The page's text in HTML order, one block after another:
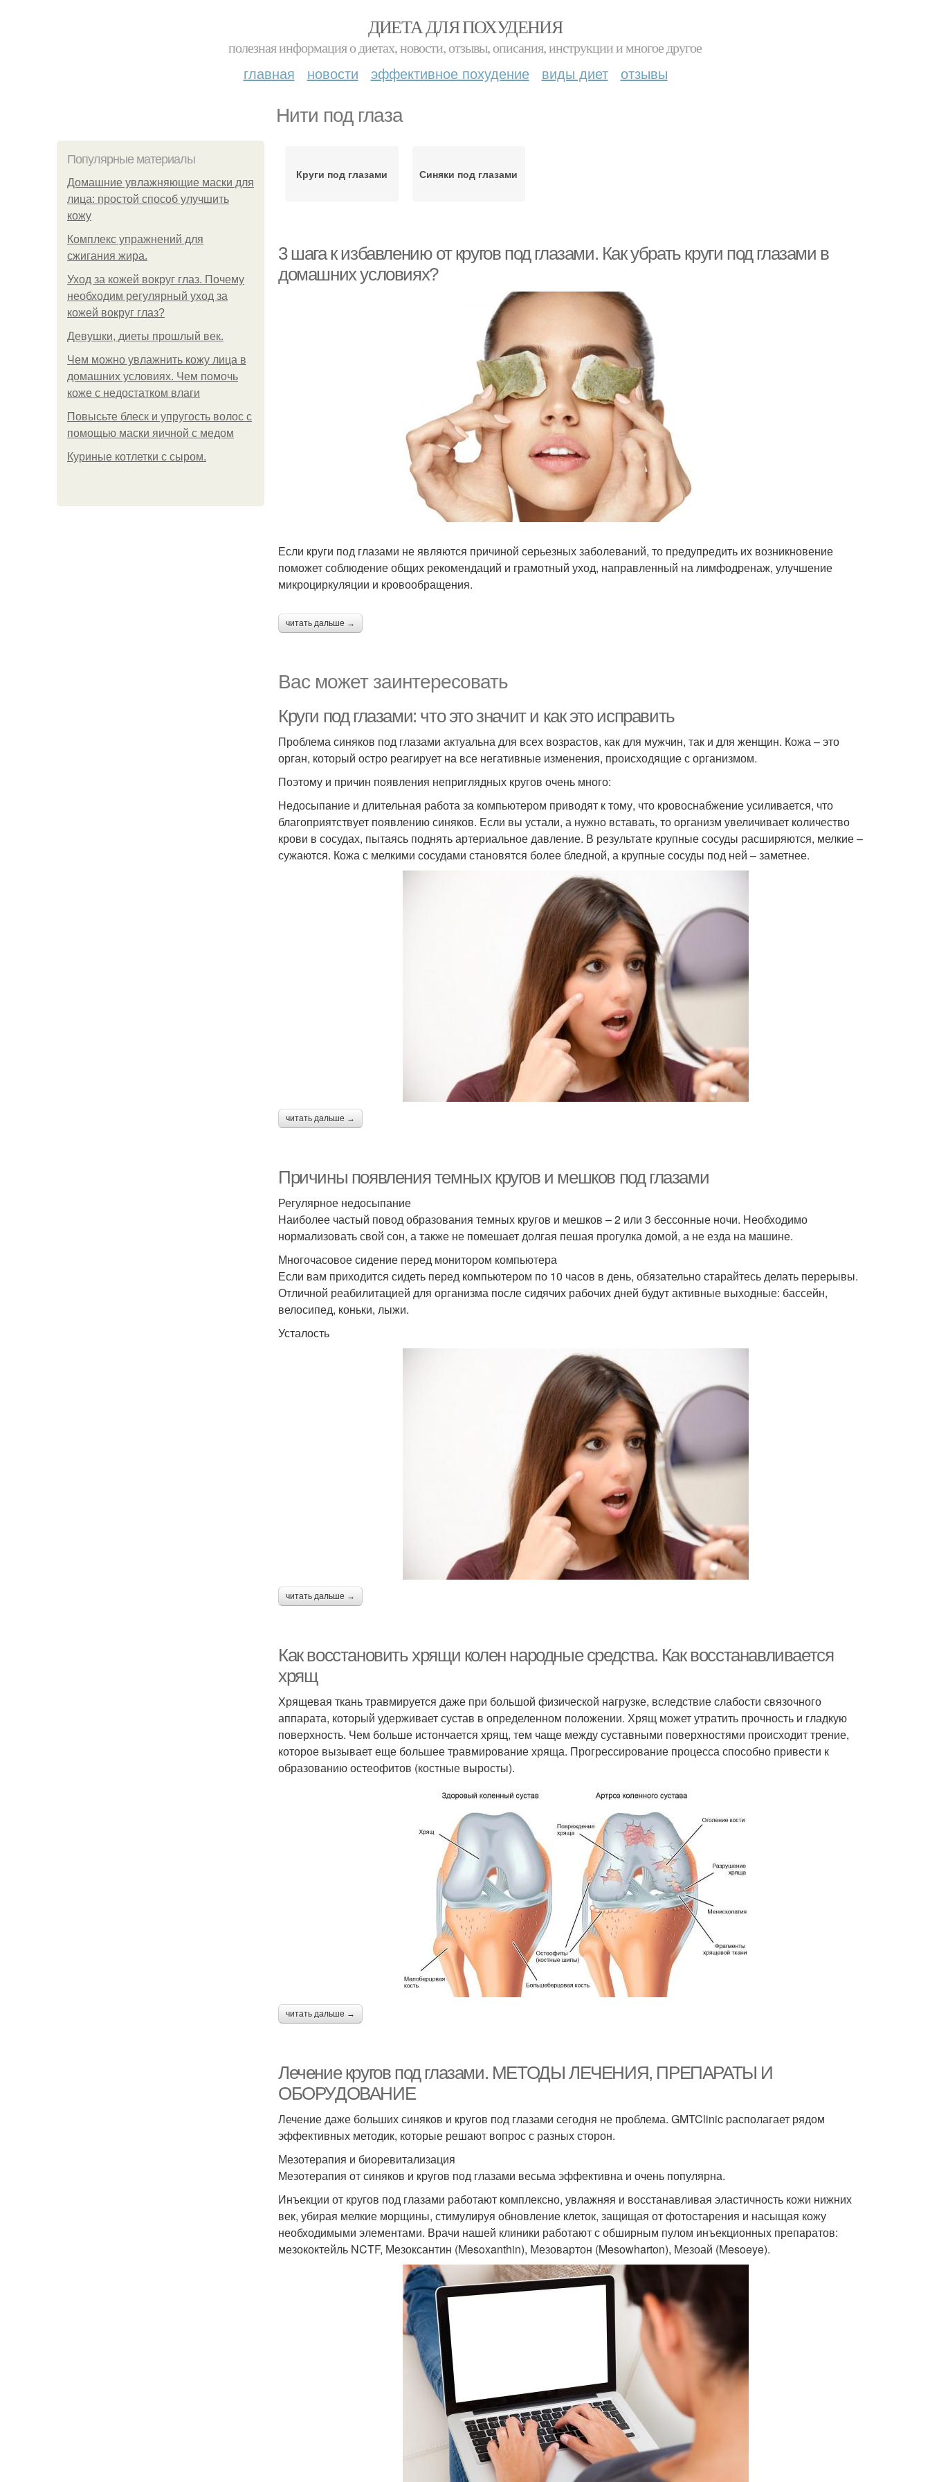
ДИЕТА ДЛЯ ПОХУДЕНИЯ
полезная информация о диетах, новости, отзывы, описания, инструкции и многое другое
главная новости эффективное похудение виды диет отзывы
Нити под глаза
Популярные материалы
Домашние увлажняющие маски для
лица: простой способ улучшить
кожу
Комплекс упражнений для
сжигания жира.
Уход за кожей вокруг глаз. Почему
необходим регулярный уход за
кожей вокруг глаз?
Девушки, диеты прошлый век.
Чем можно увлажнить кожу лица в
домашних условиях. Чем помочь
коже с недостатком влаги
Повысьте блеск и упругость волос с
помощью маски яичной с медом
Куриные котлетки с сыром.
Круги под глазами Синяки под глазами
3 шага к избавлению от кругов под глазами. Как убрать круги под глазами в
домашних условиях?
Если круги под глазами не являются причиной серьезных заболеваний, то предупредить их возникновение
поможет соблюдение общих рекомендаций и грамотный уход, направленный на лимфодренаж, улучшение
микроциркуляции и кровообращения.
читать дальше →
Вас может заинтересовать
Круги под глазами: что это значит и как это исправить
Проблема синяков под глазами актуальна для всех возрастов, как для мужчин, так и для женщин. Кожа – это
орган, который остро реагирует на все негативные изменения, происходящие с организмом.
Поэтому и причин появления неприглядных кругов очень много:
Недосыпание и длительная работа за компьютером приводят к тому, что кровоснабжение усиливается, что
благоприятствует появлению синяков. Если вы устали, а нужно вставать, то организм увеличивает количество
крови в сосудах, пытаясь поднять артериальное давление. В результате крупные сосуды расширяются, мелкие –
сужаются. Кожа с мелкими сосудами становятся более бледной, а крупные сосуды под ней – заметнее.
читать дальше →
Причины появления темных кругов и мешков под глазами
Регулярное недосыпание
Наиболее частый повод образования темных кругов и мешков – 2 или 3 бессонные ночи. Необходимо
нормализовать свой сон, а также не помешает долгая пешая прогулка домой, а не езда на машине.
Многочасовое сидение перед монитором компьютера
Если вам приходится сидеть перед компьютером по 10 часов в день, обязательно старайтесь делать перерывы.
Отличной реабилитацией для организма после сидячих рабочих дней будут активные выходные: бассейн,
велосипед, коньки, лыжи.
Усталость
читать дальше →
Как восстановить хрящи колен народные средства. Как восстанавливается
хрящ
Хрящевая ткань травмируется даже при большой физической нагрузке, вследствие слабости связочного
аппарата, который удерживает сустав в определенном положении. Хрящ может утратить прочность и гладкую
поверхность. Чем больше истончается хрящ, тем чаще между суставными поверхностями происходит трение,
которое вызывает еще большее травмирование хряща. Прогрессирование процесса способно привести к
образованию остеофитов (костные выросты).
читать дальше →
Лечение кругов под глазами. МЕТОДЫ ЛЕЧЕНИЯ, ПРЕПАРАТЫ И
ОБОРУДОВАНИЕ
Лечение даже больших синяков и кругов под глазами сегодня не проблема. GMTClinic располагает рядом
эффективных методик, которые решают вопрос с разных сторон.
Мезотерапия и биоревитализация
Мезотерапия от синяков и кругов под глазами весьма эффективна и очень популярна.
Инъекции от кругов под глазами работают комплексно, увлажняя и восстанавливая эластичность кожи нижних
век, убирая мелкие морщины, стимулируя обновление клеток, защищая от фотостарения и насыщая кожу
необходимыми элементами. Врачи нашей клиники работают с обширным пулом инъекционных препаратов:
мезококтейль NCTF, Мезоксантин (Mesoxanthin), Мезовартон (Mesowharton), Мезоай (Mesoeye).